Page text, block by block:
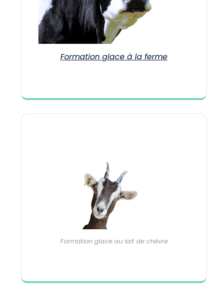
Formation glace à la ferme
Formation glace au lait de chèvre